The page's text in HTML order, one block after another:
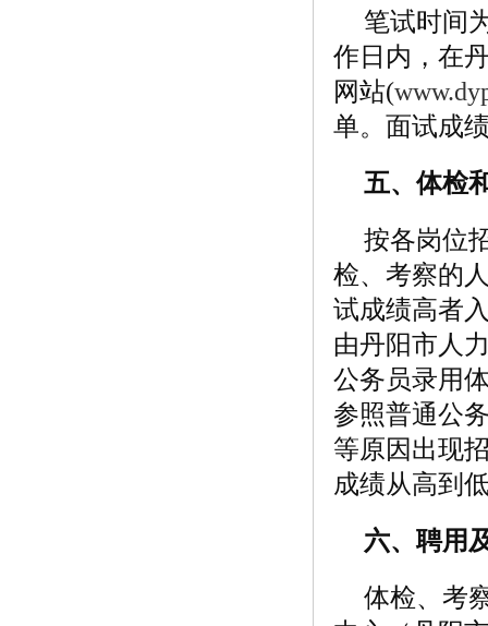
笔试时间
作日内，在
网站(
单。面试成
五、体检
按各岗位
检、考察的
试成绩高者
由丹阳市人
公务员录用
参照普通公
等原因出现
成绩从高到
六、聘用
体检、考